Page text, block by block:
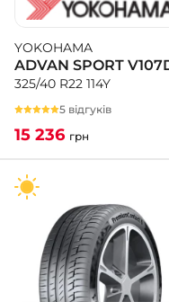
YOKOHAMA
ADVAN SPORT
325/40 R22 114Y
5 відгуків
15 236 грн